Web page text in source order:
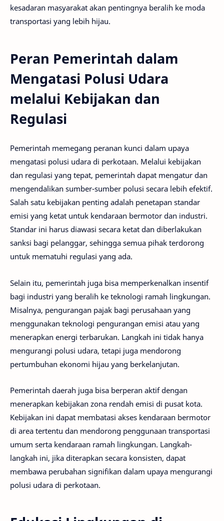
kesadaran masyarakat akan pentingnya beralih ke moda
transportasi yang lebih hijau.
Peran Pemerintah dalam
Mengatasi Polusi Udara
melalui Kebijakan dan
Regulasi
Pemerintah memegang peranan kunci dalam upaya
mengatasi polusi udara di perkotaan. Melalui kebijakan
dan regulasi yang tepat, pemerintah dapat mengatur dan
mengendalikan sumber-sumber polusi secara lebih efektif.
Salah satu kebijakan penting adalah penetapan standar
emisi yang ketat untuk kendaraan bermotor dan industri.
Standar ini harus diawasi secara ketat dan diberlakukan
sanksi bagi pelanggar, sehingga semua pihak terdorong
untuk mematuhi regulasi yang ada.
Selain itu, pemerintah juga bisa memperkenalkan insentif
bagi industri yang beralih ke teknologi ramah lingkungan.
Misalnya, pengurangan pajak bagi perusahaan yang
menggunakan teknologi pengurangan emisi atau yang
menerapkan energi terbarukan. Langkah ini tidak hanya
mengurangi polusi udara, tetapi juga mendorong
pertumbuhan ekonomi hijau yang berkelanjutan.
Pemerintah daerah juga bisa berperan aktif dengan
menerapkan kebijakan zona rendah emisi di pusat kota.
Kebijakan ini dapat membatasi akses kendaraan bermotor
di area tertentu dan mendorong penggunaan transportasi
umum serta kendaraan ramah lingkungan. Langkah-
langkah ini, jika diterapkan secara konsisten, dapat
membawa perubahan signifikan dalam upaya mengurangi
polusi udara di perkotaan.